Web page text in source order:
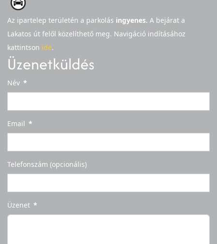
Az ipartelep területén a parkolás ingyenes. A bejárat a
Lakatos út felől közelíthető meg. Navigáció indításához
kattintson ide.
Üzenetküldés
Név *
Email *
Telefonszám (opcionális)
Üzenet *